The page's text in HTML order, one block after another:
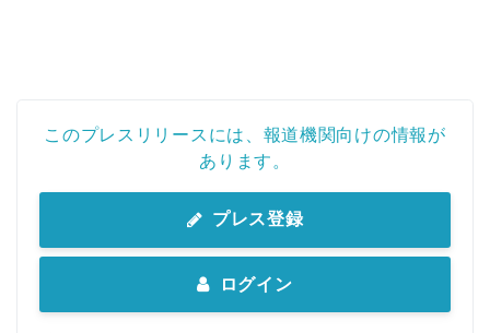
このプレスリリースには、報道機関向けの情報が
あります。
プレス登録
ログイン